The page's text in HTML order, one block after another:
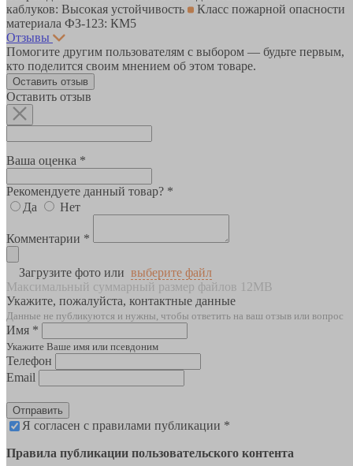
каблуков: Высокая устойчивость
Класс пожарной опасности
материала ФЗ-123: КМ5
Отзывы
Помогите другим пользователям с выбором — будьте первым,
кто поделится своим мнением об этом товаре.
Оставить отзыв
Оставить отзыв
Ваша оценка *
Рекомендуете данный товар? *
Да
Нет
Комментарии *
Загрузите фото или выберите файл
Максимальный суммарный размер файлов 12MB
Укажите, пожалуйста, контактные данные
Данные не публикуются и нужны, чтобы ответить на ваш отзыв или вопрос
Имя *
Укажите Ваше имя или псевдоним
Телефон
Email
Отправить
Я согласен с правилами публикации *
Правила публикации пользовательского контента